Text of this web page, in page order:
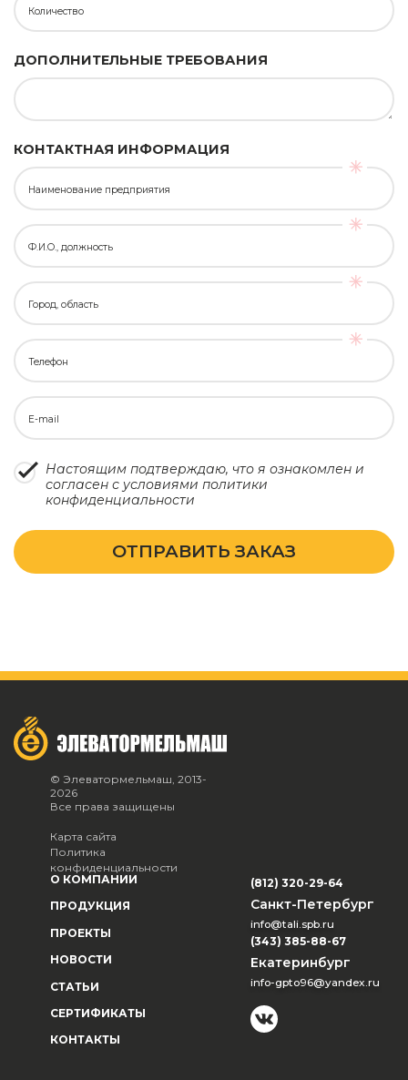
Количество
ДОПОЛНИТЕЛЬНЫЕ ТРЕБОВАНИЯ
КОНТАКТНАЯ ИНФОРМАЦИЯ
Наименование предприятия
Ф.И.О., должность
Город, область
Телефон
E-mail
Настоящим подтверждаю, что я ознакомлен и
согласен с условиями политики
конфиденциальности
ОТПРАВИТЬ ЗАКАЗ
© Элеватормельмаш, 2013-
2026
Все права защищены
Карта сайта
Политика
конфиденциальности
О КОМПАНИИ
ПРОДУКЦИЯ
ПРОЕКТЫ
НОВОСТИ
СТАТЬИ
СЕРТИФИКАТЫ
КОНТАКТЫ
(812) 320-29-64
Санкт-Петербург
info@tali.spb.ru
(343) 385-88-67
Екатеринбург
info-gpto96@yandex.ru